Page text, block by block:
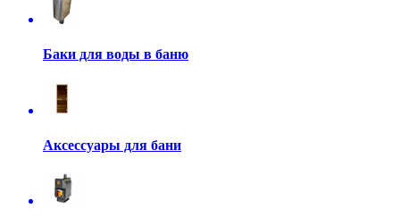
Баки для воды в баню
Аксессуары для бани